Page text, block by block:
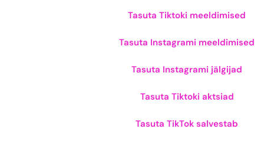
Tasuta Tiktoki meeldimised
Tasuta Instagrami meeldimised
Tasuta Instagrami jälgijad
Tasuta Tiktoki aktsiad
Tasuta TikTok salvestab